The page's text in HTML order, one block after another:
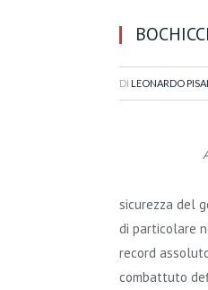
DI LEONARDO
sicurezza del
di particolare
record
combattuto